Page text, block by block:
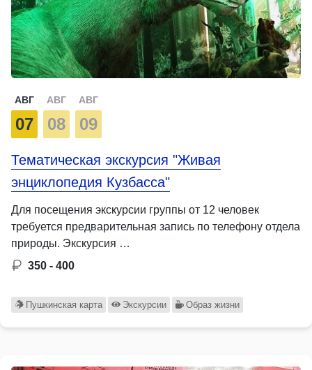
АВГ
07
АВГ
08
АВГ
09
Тематическая экскурсия "Живая
энциклопедия Кузбасса"
Для посещения экскурсии группы от 12 человек
требуется предварительная запись по телефону отдела
природы. Экскурсия …
350 - 400
Пушкинская карта Экскурсии Образ жизни